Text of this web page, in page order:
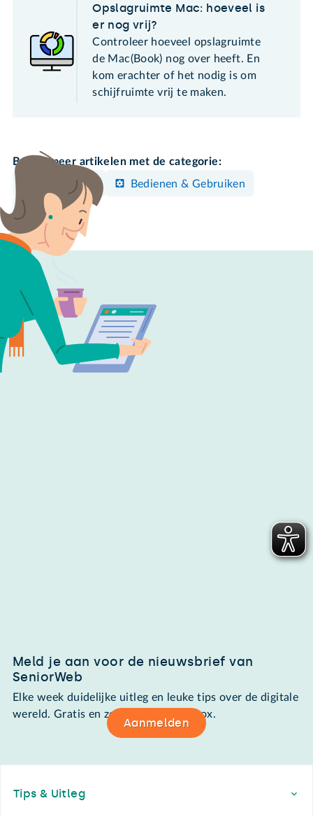
Opslagruimte Mac: hoeveel is
er nog vrij?
Controleer hoeveel opslagruimte
de Mac(Book) nog over heeft. En
kom erachter of het nodig is om
schijfruimte vrij te maken.
Bekijk meer artikelen met de categorie:
Back-uppen
Bedienen & Gebruiken
Mac
Meld je aan voor de nieuwsbrief van
SeniorWeb
Elke week duidelijke uitleg en leuke tips over de digitale
wereld. Gratis en zomaar in de mailbox.
Aanmelden
Tips & Uitleg